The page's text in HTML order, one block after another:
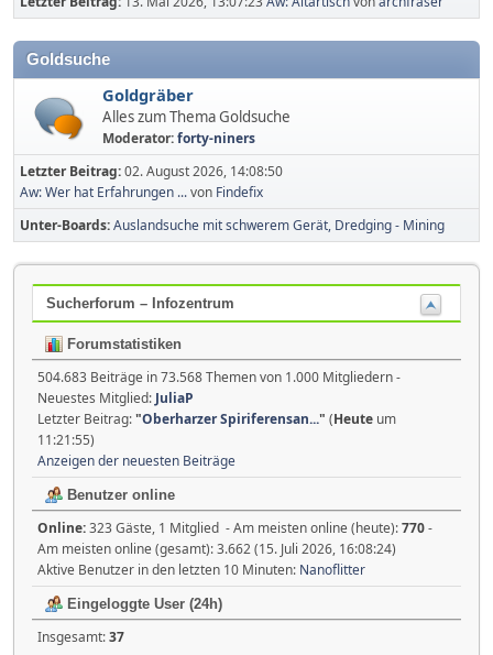
Goldsuche
Goldgräber
Alles zum Thema Goldsuche
Moderator:forty-niners
Letzter Beitrag:02. August 2026, 14:08:50
Aw: Wer hat Erfahrungen ...von Findefix
Unter-Boards Auslandsuche mit schwerem Gerät, Dredging - Mining
Sucherforum – Infozentrum
Forumstatistiken
504.683 Beiträge in 73.568 Themen von 1.000 Mitgliedern -
Neuestes Mitglied: JuliaP
Letzter Beitrag:"Oberharzer Spiriferensan..." (Heute um
11:21:55)
Anzeigen der neuesten Beiträge
Benutzer online
Online:323 Gäste, 1 Mitglied - Am meisten online (heute):770-
Am meisten online (gesamt): 3.662 (15. Juli 2026, 16:08:24)
Aktive Benutzer in den letzten 10 Minuten: Nanoflitter
Eingeloggte User (24h)
Insgesamt:37